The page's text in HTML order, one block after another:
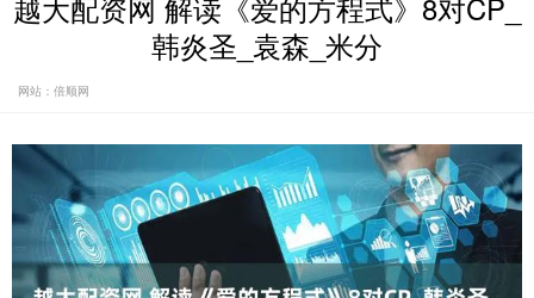
越大配资网 解读《爱的方程式》8对CP_
韩炎圣_袁森_米分
网站：倍顺网